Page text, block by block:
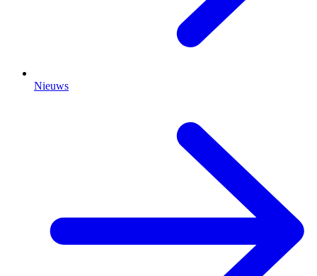
Nieuws